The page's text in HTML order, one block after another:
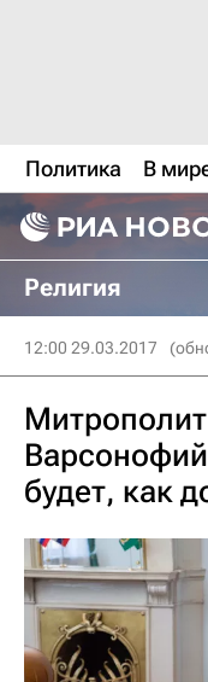
Политика В
Религия
12:00 29.03.2017
будет, как